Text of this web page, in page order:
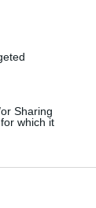
Sharing
which it